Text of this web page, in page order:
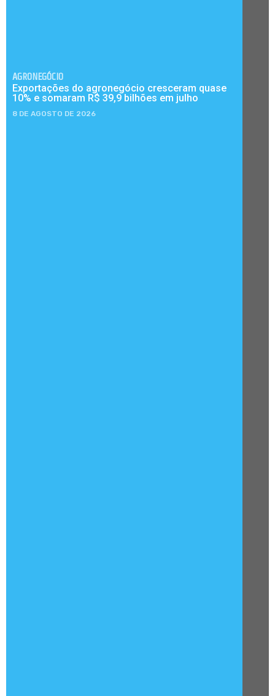
AGRONEGÓCIO
Exportações do agronegócio cresceram quase
10% e somaram R$ 39,9 bilhões em julho
8 DE AGOSTO DE 2026